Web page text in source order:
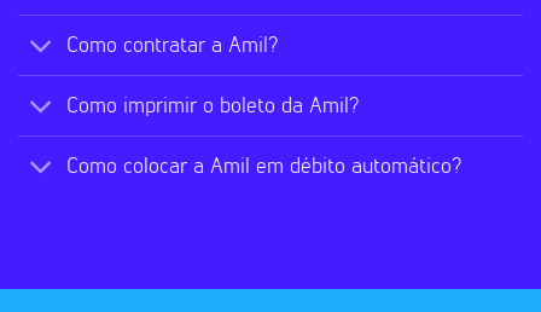
Como contratar a Amil?
Como imprimir o boleto da Amil?
Como colocar a Amil em débito automático?